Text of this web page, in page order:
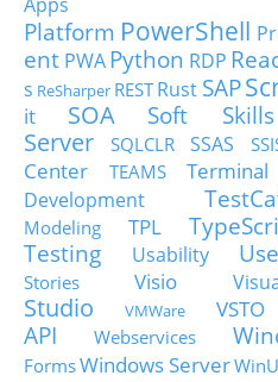
Platform PowerShell
ent PWA Python RDP
s ReSharper RESTRust SAP
it
SOA Soft Skills
Server
SQLCLR SSAS
Center
TEAMS
Development
Modeling
TPL
Testing
Usability
Stories
Visio
Studio
VMWare VSTO
API
Webservices
FormsWindows Server